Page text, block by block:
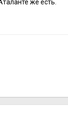
же есть.